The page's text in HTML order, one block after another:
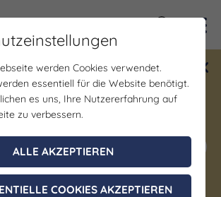
Blind Date mit Saale-
vom 1.7. - 18.12.
Jetzt mitmachen
werden Cookies verwendet.
essentiell für die Website benötigt.
es uns, Ihre Nutzererfahrung auf
zu verbessern.
ALLE AKZEPTIEREN
COOKIES AKZEPTIEREN